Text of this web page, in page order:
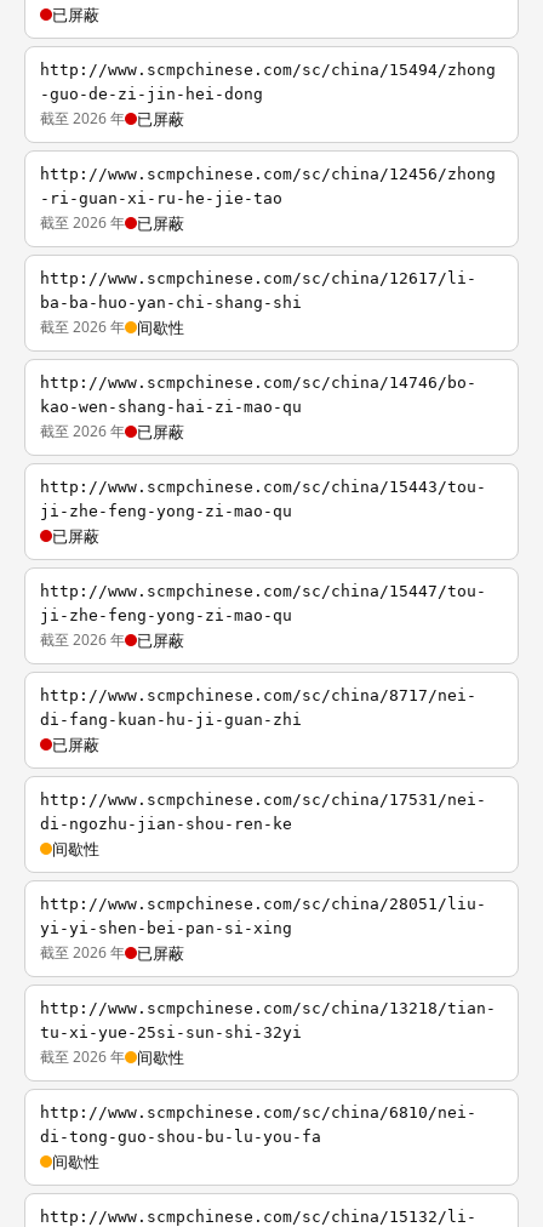
已屏蔽
http://www.scmpchinese.com/sc/china/15494/zhong
-guo-de-zi-jin-hei-dong
截至 2026 年 已屏蔽
http://www.scmpchinese.com/sc/china/12456/zhong
-ri-guan-xi-ru-he-jie-tao
截至 2026 年 已屏蔽
http://www.scmpchinese.com/sc/china/12617/li-
ba-ba-huo-yan-chi-shang-shi
截至 2026 年 间歇性
http://www.scmpchinese.com/sc/china/14746/bo-
kao-wen-shang-hai-zi-mao-qu
截至 2026 年 已屏蔽
http://www.scmpchinese.com/sc/china/15443/tou-
ji-zhe-feng-yong-zi-mao-qu
已屏蔽
http://www.scmpchinese.com/sc/china/15447/tou-
ji-zhe-feng-yong-zi-mao-qu
截至 2026 年 已屏蔽
http://www.scmpchinese.com/sc/china/8717/nei-
di-fang-kuan-hu-ji-guan-zhi
已屏蔽
http://www.scmpchinese.com/sc/china/17531/nei-
di-ngozhu-jian-shou-ren-ke
间歇性
http://www.scmpchinese.com/sc/china/28051/liu-
yi-yi-shen-bei-pan-si-xing
截至 2026 年 已屏蔽
http://www.scmpchinese.com/sc/china/13218/tian-
tu-xi-yue-25si-sun-shi-32yi
截至 2026 年 间歇性
http://www.scmpchinese.com/sc/china/6810/nei-
di-tong-guo-shou-bu-lu-you-fa
间歇性
http://www.scmpchinese.com/sc/china/15132/li-